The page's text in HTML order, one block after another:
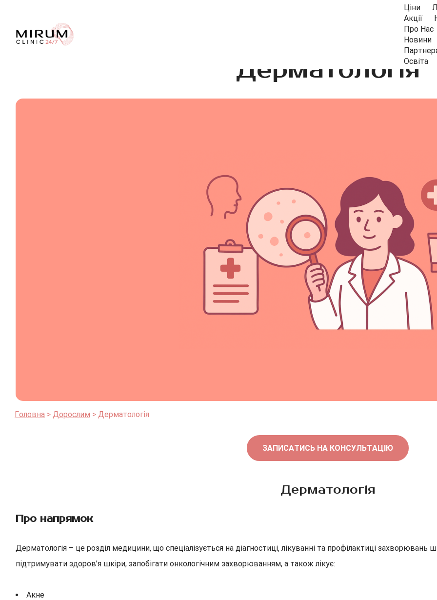
Ціни
Акції
Про Нас
Новини
Освіта
Дерматологія
Головна Дорослим Дерматологія
ЗАПИСАТИСЬ НА КОНСУЛЬТАЦІЮ
Дерматологія
Про напрямок
Дерматологія – це розділ медицини, що спеціалізується на діагностиці, лікуванні та профілактиці захворювань
підтримувати здоров’я шкіри, запобігати онкологічним захворюванням, а також лікує:
Акне